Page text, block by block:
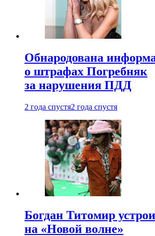
Обнародована
о штрафах Погребняк
за нарушения ПДД
2 года спустя2 года спустя
Богдан Титомир
на «Новой волне»